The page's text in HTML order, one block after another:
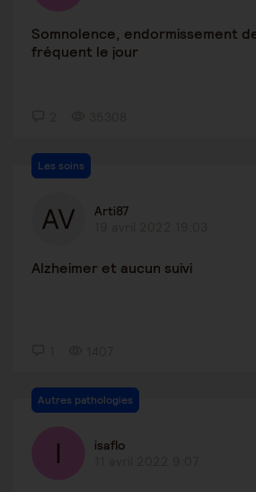
Somnolence, endormissement
fréquent le jour
Les soins
Arti87
Alzheimer et aucun suivi
Autres pathologies
isaflo